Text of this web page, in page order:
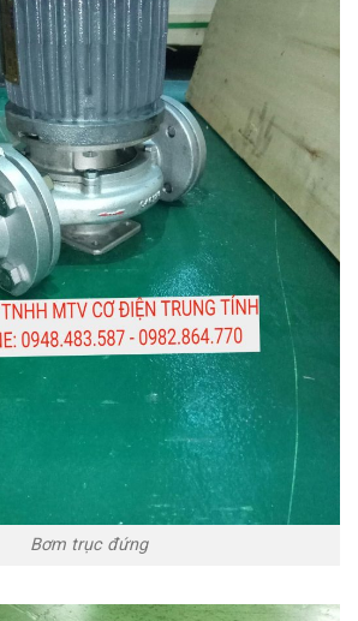
Bơm trục đứng